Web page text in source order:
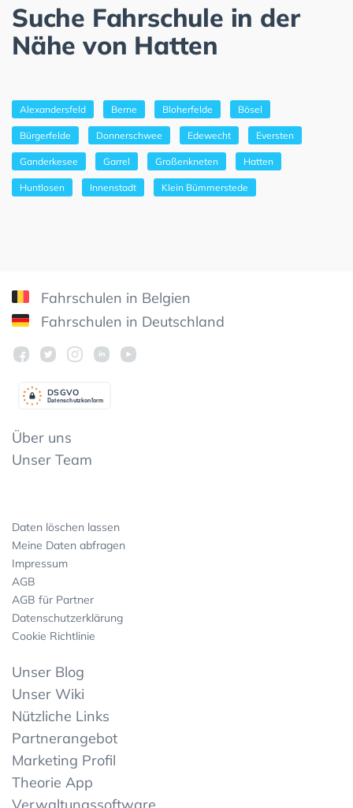
Suche Fahrschule in der
Nähe von Hatten
Alexandersfeld Berne Bloherfelde Bösel
Bürgerfelde Donnerschwee Edewecht Eversten
Ganderkesee Garrel Großenkneten Hatten
Huntlosen Innenstadt Klein Bümmerstede
Fahrschulen in Belgien
Fahrschulen in Deutschland
Datenschutzkonform
DSGVO
Über uns
Unser Team
Daten löschen lassen
Meine Daten abfragen
Impressum
AGB
AGB für Partner
Datenschutzerklärung
Cookie Richtlinie
Unser Blog
Unser Wiki
Nützliche Links
Partnerangebot
Marketing Profil
Theorie App